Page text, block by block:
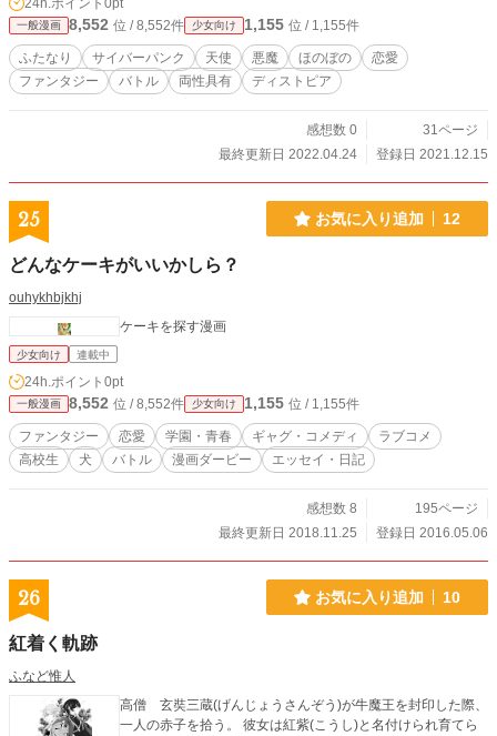
24h.ポイント 0pt
一般漫画 8,552 位 / 8,552件 少女向け 1,155 位 / 1,155件
ふたなり サイバーパンク 天使 悪魔 ほのぼの
恋愛
ファンタジー
バトル 両性具有 ディストピア
感想数 0
31ページ
最終更新日 2022.04.24
登録日 2021.12.15
25 お気に入り追加 12
どんなケーキがいいかしら？
ouhykhbjkhj
ケーキを探す漫画
少女向け 連載中
24h.ポイント 0pt
一般漫画 8,552 位 / 8,552件 少女向け 1,155 位 / 1,155件
ファンタジー 恋愛 学園・青春 ギャグ・コメディ
ラブコメ
高校生
犬 バトル 漫画ダービー エッセイ・日記
感想数 8
195ページ
最終更新日 2018.11.25
登録日 2016.05.06
26 お気に入り追加 10
紅着く軌跡
ふなど惟人
高僧 玄奘三蔵(げんじょうさんぞう)が牛魔王を封印した際、
一人の赤子を拾う。 彼女は紅紫(こうし)と名付けられ育てら